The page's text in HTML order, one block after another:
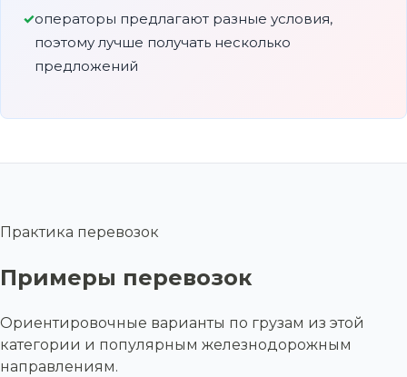
операторы предлагают разные условия,
поэтому лучше получать несколько
предложений
Практика перевозок
Примеры перевозок
Ориентировочные варианты по грузам из этой
категории и популярным железнодорожным
направлениям.